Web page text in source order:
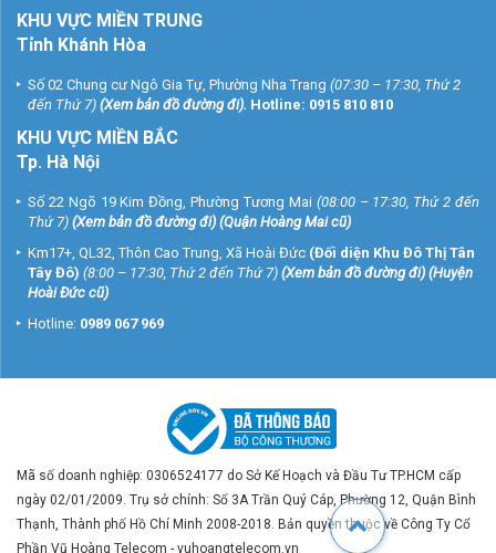
KHU VỰC MIỀN TRUNG
Tỉnh Khánh Hòa
Số 02 Chung cư Ngô Gia Tự, Phường Nha Trang (07:30 – 17:30, Thứ 2
đến Thứ 7) (Xem bản đồ đường đi). Hotline: 0915 810 810
KHU VỰC MIỀN BẮC
Tp. Hà Nội
Số 22 Ngõ 19 Kim Đồng, Phường Tương Mai (08:00 – 17:30, Thứ 2 đến
Thứ 7) (Xem bản đồ đường đi) (Quận Hoàng Mai cũ)
Km17+, QL32, Thôn Cao Trung, Xã Hoài Đức (Đối diện Khu Đô Thị Tân
Tây Đô) (8:00 – 17:30, Thứ 2 đến Thứ 7) (Xem bản đồ đường đi) (Huyện
Hoài Đức cũ)
Hotline: 0989 067 969
Mã số doanh nghiệp: 0306524177 do Sở Kế Hoạch và Đầu Tư TP.HCM cấp
ngày 02/01/2009. Trụ sở chính: Số 3A Trần Quý Cáp, Phường 12, Quận Bình
Thạnh, Thành phố Hồ Chí Minh 2008-2018. Bản quyền thuộc về Công Ty Cổ
Phần Vũ Hoàng Telecom - vuhoangtelecom.vn